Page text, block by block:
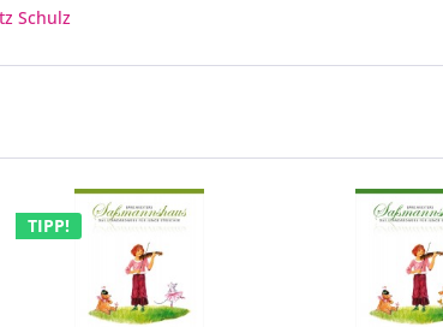
Schulz
TIPP!